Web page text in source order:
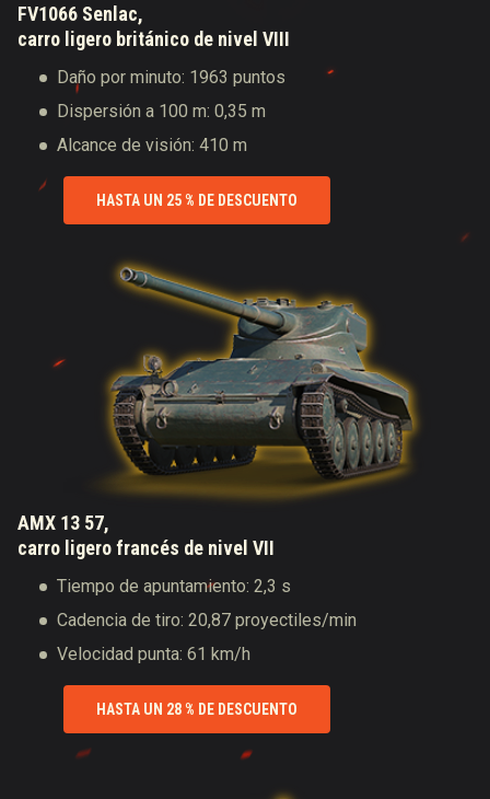
FV1066 Senlac,
carro ligero británico de nivel VIII
Daño por minuto: 1963 puntos
Dispersión a 100 m: 0,35 m
Alcance de visión: 410 m
HASTA UN 25 % DE DESCUENTO
AMX 13 57,
carro ligero francés de nivel VII
Tiempo de apuntamiento: 2,3 s
Cadencia de tiro: 20,87 proyectiles/min
Velocidad punta: 61 km/h
HASTA UN 28 % DE DESCUENTO